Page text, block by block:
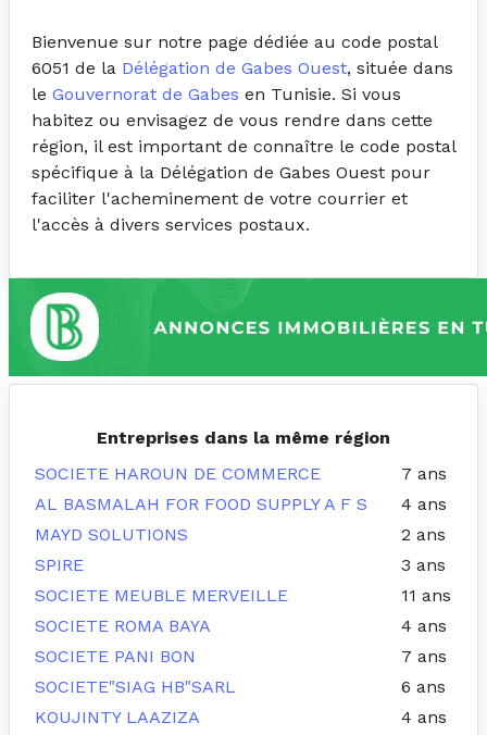
Bienvenue sur notre page dédiée au code postal
6051 de la Délégation de Gabes Ouest, située dans
le Gouvernorat de Gabes en Tunisie. Si vous
habitez ou envisagez de vous rendre dans cette
région, il est important de connaître le code postal
spécifique à la Délégation de Gabes Ouest pour
faciliter l'acheminement de votre courrier et
l'accès à divers services postaux.
Entreprises dans la même région
SOCIETE HAROUN DE COMMERCE
7 ans
AL BASMALAH FOR FOOD SUPPLY A F S
4 ans
MAYD SOLUTIONS
2 ans
SPIRE
3 ans
SOCIETE MEUBLE MERVEILLE
11 ans
SOCIETE ROMA BAYA
4 ans
SOCIETE PANI BON
7 ans
SOCIETE"SIAG HB"SARL
6 ans
KOUJINTY LAAZIZA
4 ans